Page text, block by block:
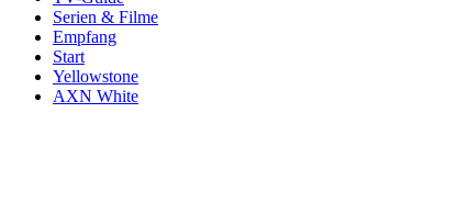
Serien & Filme
Empfang
Start
Yellowstone
AXN White